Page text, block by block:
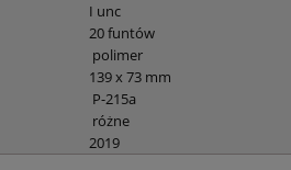
I unc
20 funtów
polimer
139 x 73 mm
P-215a
różne
2019